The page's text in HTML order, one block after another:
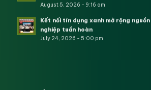
August 5, 2026 - 9:16 am
Kết nối tín dụng xanh mở rộng
nghiệp tuần hoàn
July 24, 2026 - 5:00 pm